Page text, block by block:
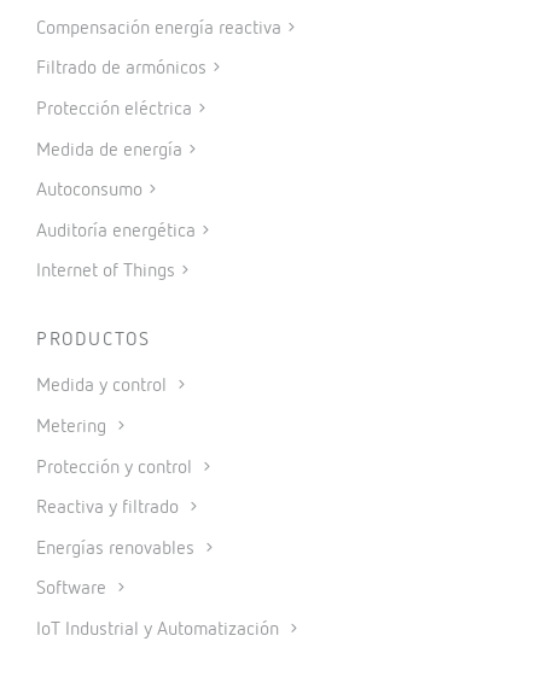
Compensación energía reactiva
Filtrado de armónicos
Protección eléctrica
Medida de energía
Autoconsumo
Auditoría energética
Internet of Things
PRODUCTOS
Medida y control
Metering
Protección y control
Reactiva y filtrado
Energías renovables
Software
IoT Industrial y Automatización